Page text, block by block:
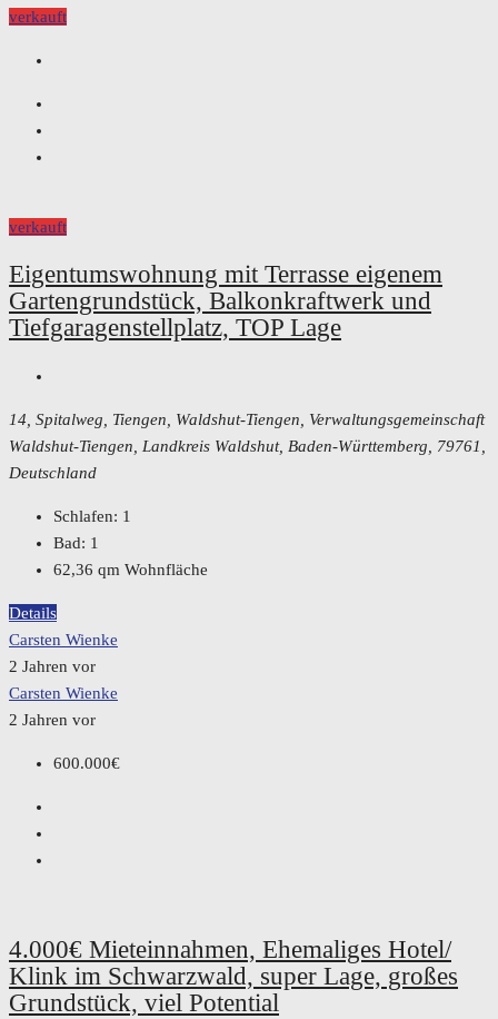
verkauft
verkauft
Eigentumswohnung mit Terrasse eigenem
Gartengrundstück, Balkonkraftwerk und
Tiefgaragenstellplatz, TOP Lage
14, Spitalweg, Tiengen, Waldshut-Tiengen, Verwaltungsgemeinschaft
Waldshut-Tiengen, Landkreis Waldshut, Baden-Württemberg, 79761,
Deutschland
Schlafen: 1
Bad: 1
62,36 qm Wohnfläche
Details
Carsten Wienke
2 Jahren vor
Carsten Wienke
2 Jahren vor
600.000€
4.000€ Mieteinnahmen, Ehemaliges Hotel/
Klink im Schwarzwald, super Lage, großes
Grundstück, viel Potential